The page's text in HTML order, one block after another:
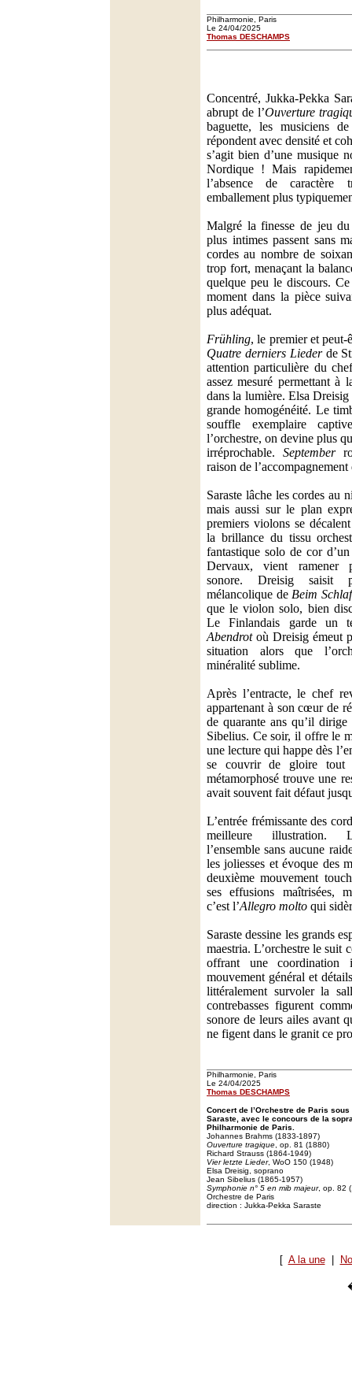
Philharmonie, Paris
Le 24/04/2025
Thomas DESCHAMPS
Concentré, Jukka-Pekka
abrupt de l’Ouverture
baguette, les musiciens
répondent avec densité et
s’agit bien d’une musique
Nordique ! Mais
l’absence de
emballement plus
Malgré la finesse de jeu
plus intimes passent sans
cordes au nombre de
trop fort, menaçant la
quelque peu le discours.
moment dans la pièce
plus adéquat.
Frühling, le premier et peut-
Quatre derniers Liederde
attention particulière du
assez mesuré permettant à
dans la lumière. Elsa
grande homogénéité. Le
souffle exemplaire
l’orchestre, on devine plus
irréprochable. September
raison de
Saraste lâche les cordes au
mais aussi sur le plan
premiers violons se
la brillance du tissu
fantastique solo de cor
Dervaux, vient ramener
sonore. Dreisig saisit
mélancolique de Beim
que le violon solo, bien
Le Finlandais garde un
Abendrotoù Dreisig émeut
situation alors que
minéralité sublime.
Après l’entracte, le chef
appartenant à son cœur de
de quarante ans qu’il
Sibelius. Ce soir, il offre le
une lecture qui happe dès
se couvrir de gloire tout
métamorphosé trouve une
avait souvent fait défaut
L’entrée frémissante des
meilleure illustration.
l’ensemble sans aucune
les joliesses et évoque des
deuxième mouvement
ses effusions maîtrisées,
c’est l’Allegro molto qui
Saraste dessine les grands
maestria. L’orchestre le suit
offrant une coordination
mouvement général et
littéralement survoler la
contrebasses figurent
sonore de leurs ailes avant
ne figent dans le granit ce
Philharmonie, Paris
Le 24/04/2025
Thomas DESCHAMPS
Concert de l’Orchestre de Paris
Saraste, avec le concours de la
Philharmonie de Paris.
Johannes Brahms (1833-1897)
Ouverture tragique , op. 81 (1880)
Richard Strauss (1864-1949)
Vier letzte Lieder, WoO 150 (1948)
Elsa Dreisig, soprano
Jean Sibelius (1865-1957)
Symphonie n° 5 en mib majeur, op. 82
Orchestre de Paris
direction : Jukka-Pekka Saraste
[ A la une|